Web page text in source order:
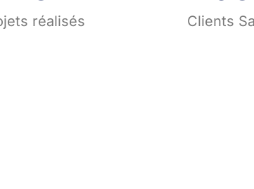
réalisés Clients